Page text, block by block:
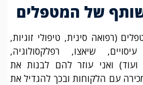
של המטפלים
(רפואה סינית, טיפולי זוגיות,
שיאצו, רפלקסולוגיה,
ועוד) ואני עוזר להם לבנות את
עם הלקוחות ובכך להגדיל את